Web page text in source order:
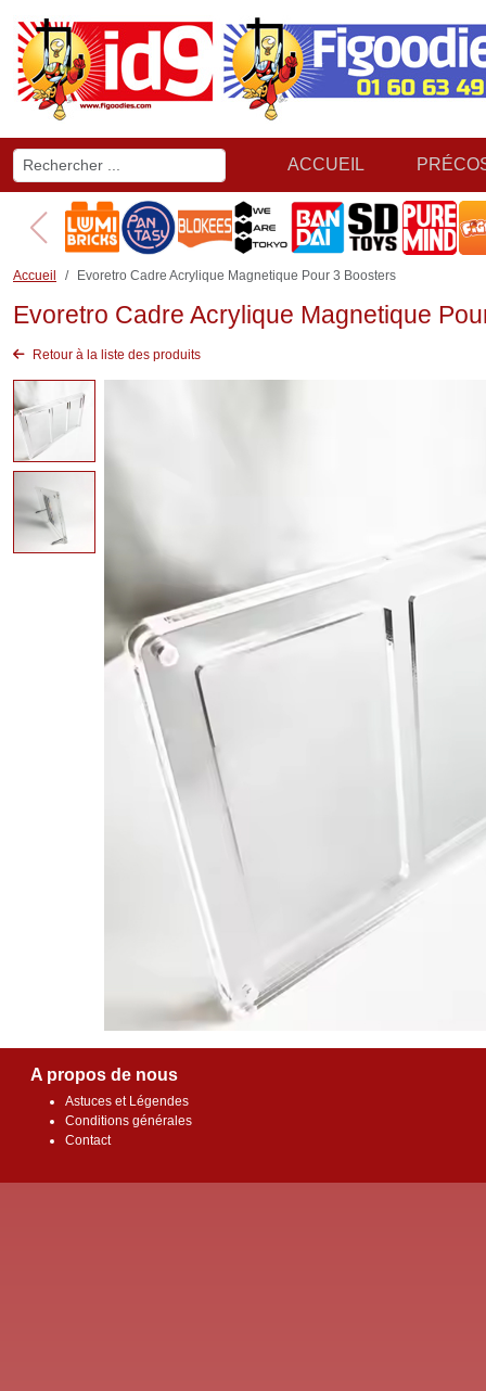
ACCUEIL
Accueil Evoretro Cadre Acrylique Magnetique Pour 3 Boosters
Evoretro Cadre Acrylique Magnetique
Retour à la liste des produits
A propos de nous
Astuces et Légendes
Conditions générales
Contact